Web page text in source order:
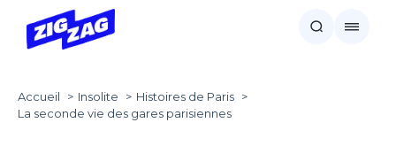
Accueil Insolite
Histoires de Paris
La seconde vie des gares parisiennes